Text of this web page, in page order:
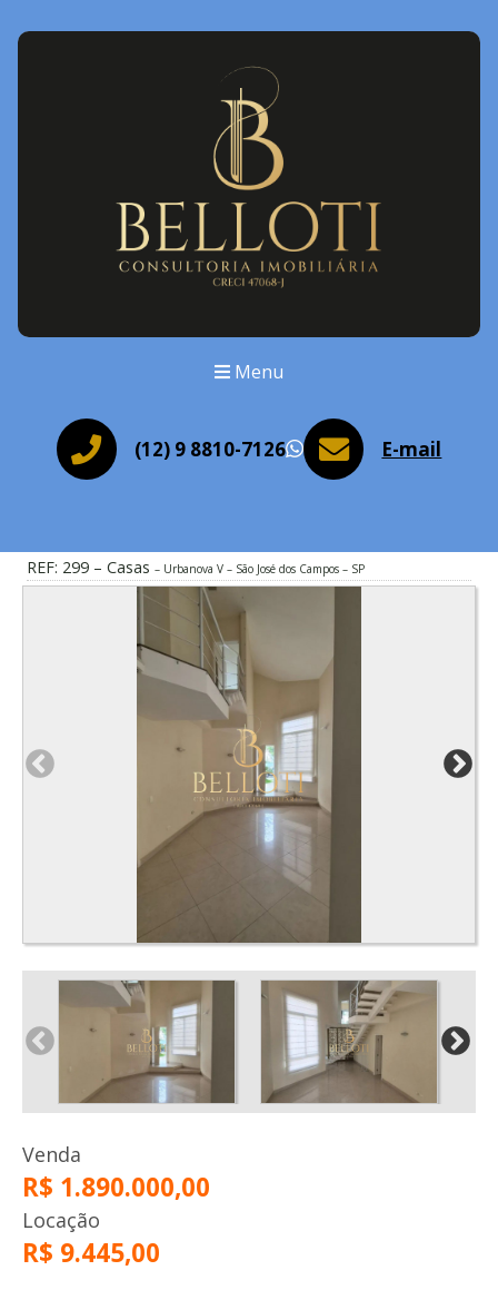
Menu
(12) 9 8810-7126 WhatsApp
E-mail
REF: 299 – Casas Urbanova V – São José dos Campos – SP
Venda
R$ 1.890.000,00
Locação
R$ 9.445,00